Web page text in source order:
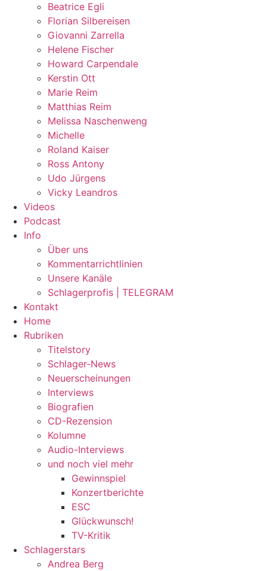
Beatrice Egli
Florian Silbereisen
Giovanni Zarrella
Helene Fischer
Howard Carpendale
Kerstin Ott
Marie Reim
Matthias Reim
Melissa Naschenweng
Michelle
Roland Kaiser
Ross Antony
Udo Jürgens
Vicky Leandros
Videos
Podcast
Info
Über uns
Kommentarrichtlinien
Unsere Kanäle
Schlagerprofis | TELEGRAM
Kontakt
Home
Rubriken
Titelstory
Schlager-News
Neuerscheinungen
Interviews
Biografien
CD-Rezension
Kolumne
Audio-Interviews
und noch viel mehr
Gewinnspiel
Konzertberichte
ESC
Glückwunsch!
TV-Kritik
Schlagerstars
Andrea Berg